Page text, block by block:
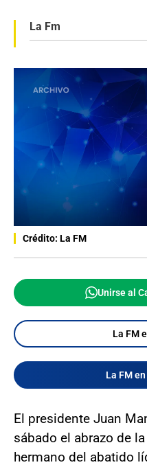
La Fm
Crédito: La FM
Unirse al
La FM
La FM
El presidente Juan
sábado el abrazo de
hermano del abatido